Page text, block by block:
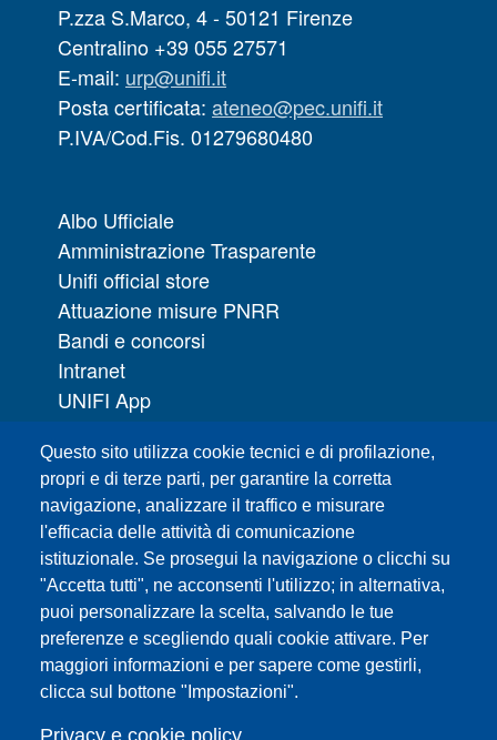
Questo sito utilizza cookie tecnici e di profilazione,
propri e di terze parti, per garantire la corretta
navigazione, analizzare il traffico e misurare
l'efficacia delle attività di comunicazione
istituzionale. Se prosegui la navigazione o clicchi su
"Accetta tutti", ne acconsenti l'utilizzo; in alternativa,
puoi personalizzare la scelta, salvando le tue
preferenze e scegliendo quali cookie attivare. Per
maggiori informazioni e per sapere come gestirli,
clicca sul bottone "Impostazioni".
Privacy e cookie policy
P.zza S.Marco, 4 - 50121 Firenze
Centralino +39 055 27571
E-mail: urp@unifi.it
Posta certificata: ateneo@pec.unifi.it
P.IVA/Cod.Fis. 01279680480
Albo Ufficiale
Amministrazione Trasparente
Unifi official store
Attuazione misure PNRR
Bandi e concorsi
Intranet
UNIFI App
URP | Ufficio Relazioni con il Pubblico
Sedi
Mappa del sito
Webmaster e redazione web
Elenco dei siti tematici
Accessibilità
Feed RSS
Note legali del sito
Privacy policy